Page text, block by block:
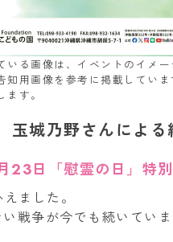
る画像は、イベントのイメー
知用画像を参考に掲載してい
す。
玉城乃野さんによ
23日「慰霊の日」特別
ました。
戦争が今でも続いていま